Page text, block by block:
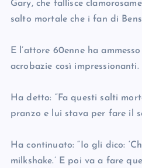
Gary, che fallisce
salto mortale che i fan di
E l’attore 60enne ha
acrobazie così impressionanti.
Ha detto: “Fa questi salti
pranzo e lui stava per fare il
Ha continuato: “Io gli dico:
milkshake.’ E poi va a fare